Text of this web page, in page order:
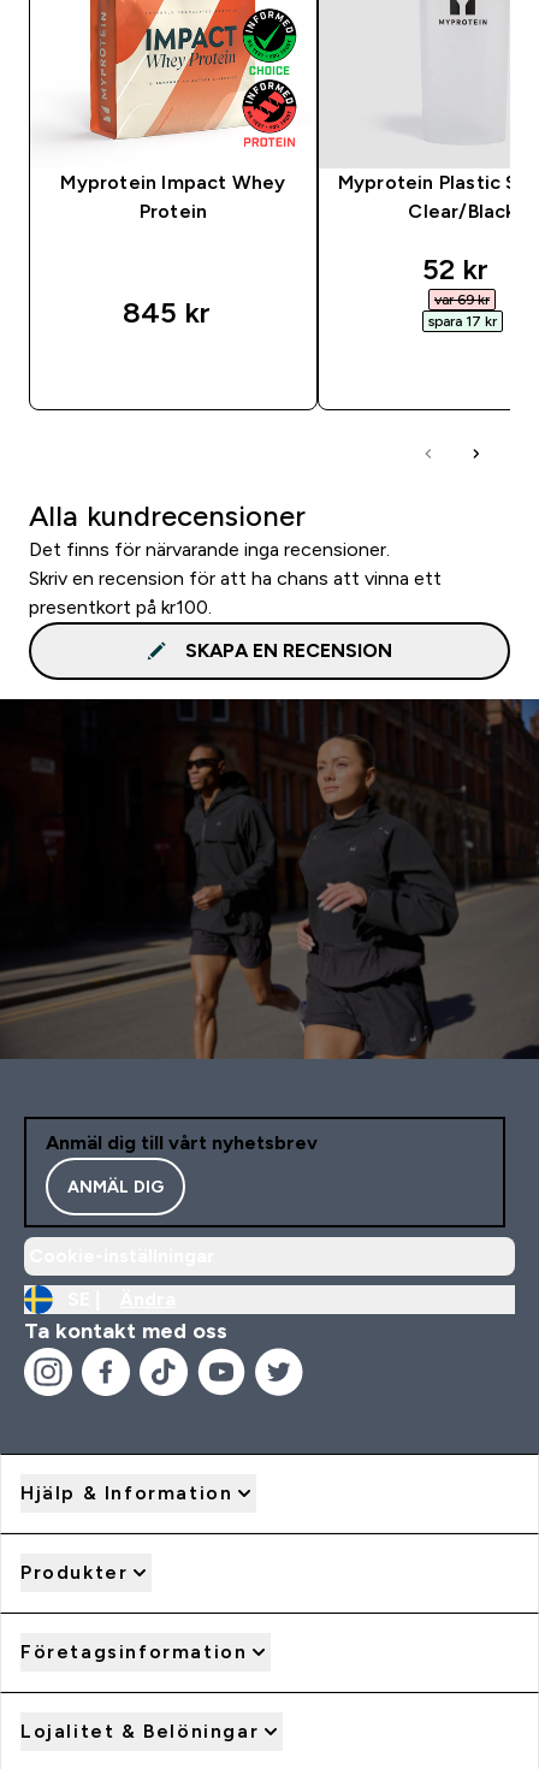
Myprotein Impact Whey
Protein
845 kr‎
Myprotein Plastic
Clear/Black
52 kr‎
var 69 kr‎
spara 17 kr‎
Alla kundrecensioner
Det finns för närvarande inga recensioner.
Skriv en recension för att ha chans att vinna ett
presentkort på kr100.
SKAPA EN RECENSION
Anmäl dig till vårt nyhetsbrev
ANMÄL DIG
Ta kontakt med oss
Hjälp & Information
Produkter
Företagsinformation
Lojalitet & Belöningar